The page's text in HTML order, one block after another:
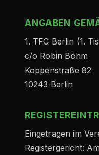
ANGABEN
1. TFC Berlin (1.
c/o Robin Böhm
Koppenstraße 82
10243 Berlin
Eingetragen im
Registergericht: